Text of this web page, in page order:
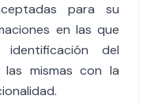
para su
en las que
del
las mismas con la